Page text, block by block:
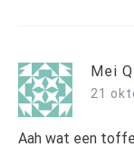
Mei
21
Aah wat een